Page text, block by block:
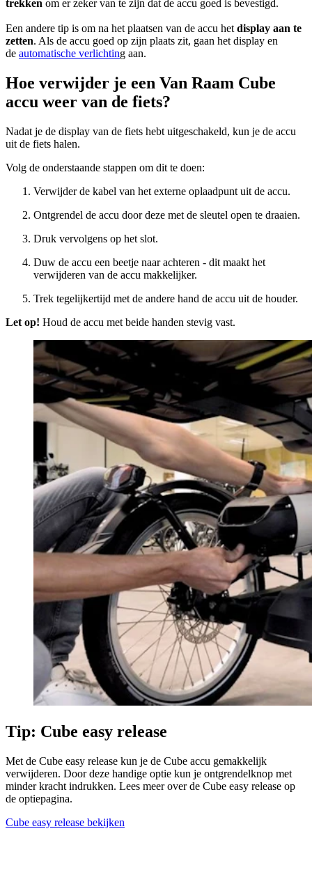
trekken om er zeker van te zijn dat de accu goed is bevestigd.
Een andere tip is om na het plaatsen van de accu het display aan te
zetten. Als de accu goed op zijn plaats zit, gaan het display en
de automatische verlichting aan.
Hoe verwijder je een Van Raam Cube
accu weer van de fiets?
Nadat je de display van de fiets hebt uitgeschakeld, kun je de accu
uit de fiets halen.
Volg de onderstaande stappen om dit te doen:
Verwijder de kabel van het externe oplaadpunt uit de accu.
Ontgrendel de accu door deze met de sleutel open te draaien.
Druk vervolgens op het slot.
Duw de accu een beetje naar achteren - dit maakt het
verwijderen van de accu makkelijker.
Trek tegelijkertijd met de andere hand de accu uit de houder.
Let op! Houd de accu met beide handen stevig vast.
Tip: Cube easy release
Met de Cube easy release kun je de Cube accu gemakkelijk
verwijderen. Door deze handige optie kun je ontgrendelknop met
minder kracht indrukken. Lees meer over de Cube easy release op
de optiepagina.
Cube easy release bekijken